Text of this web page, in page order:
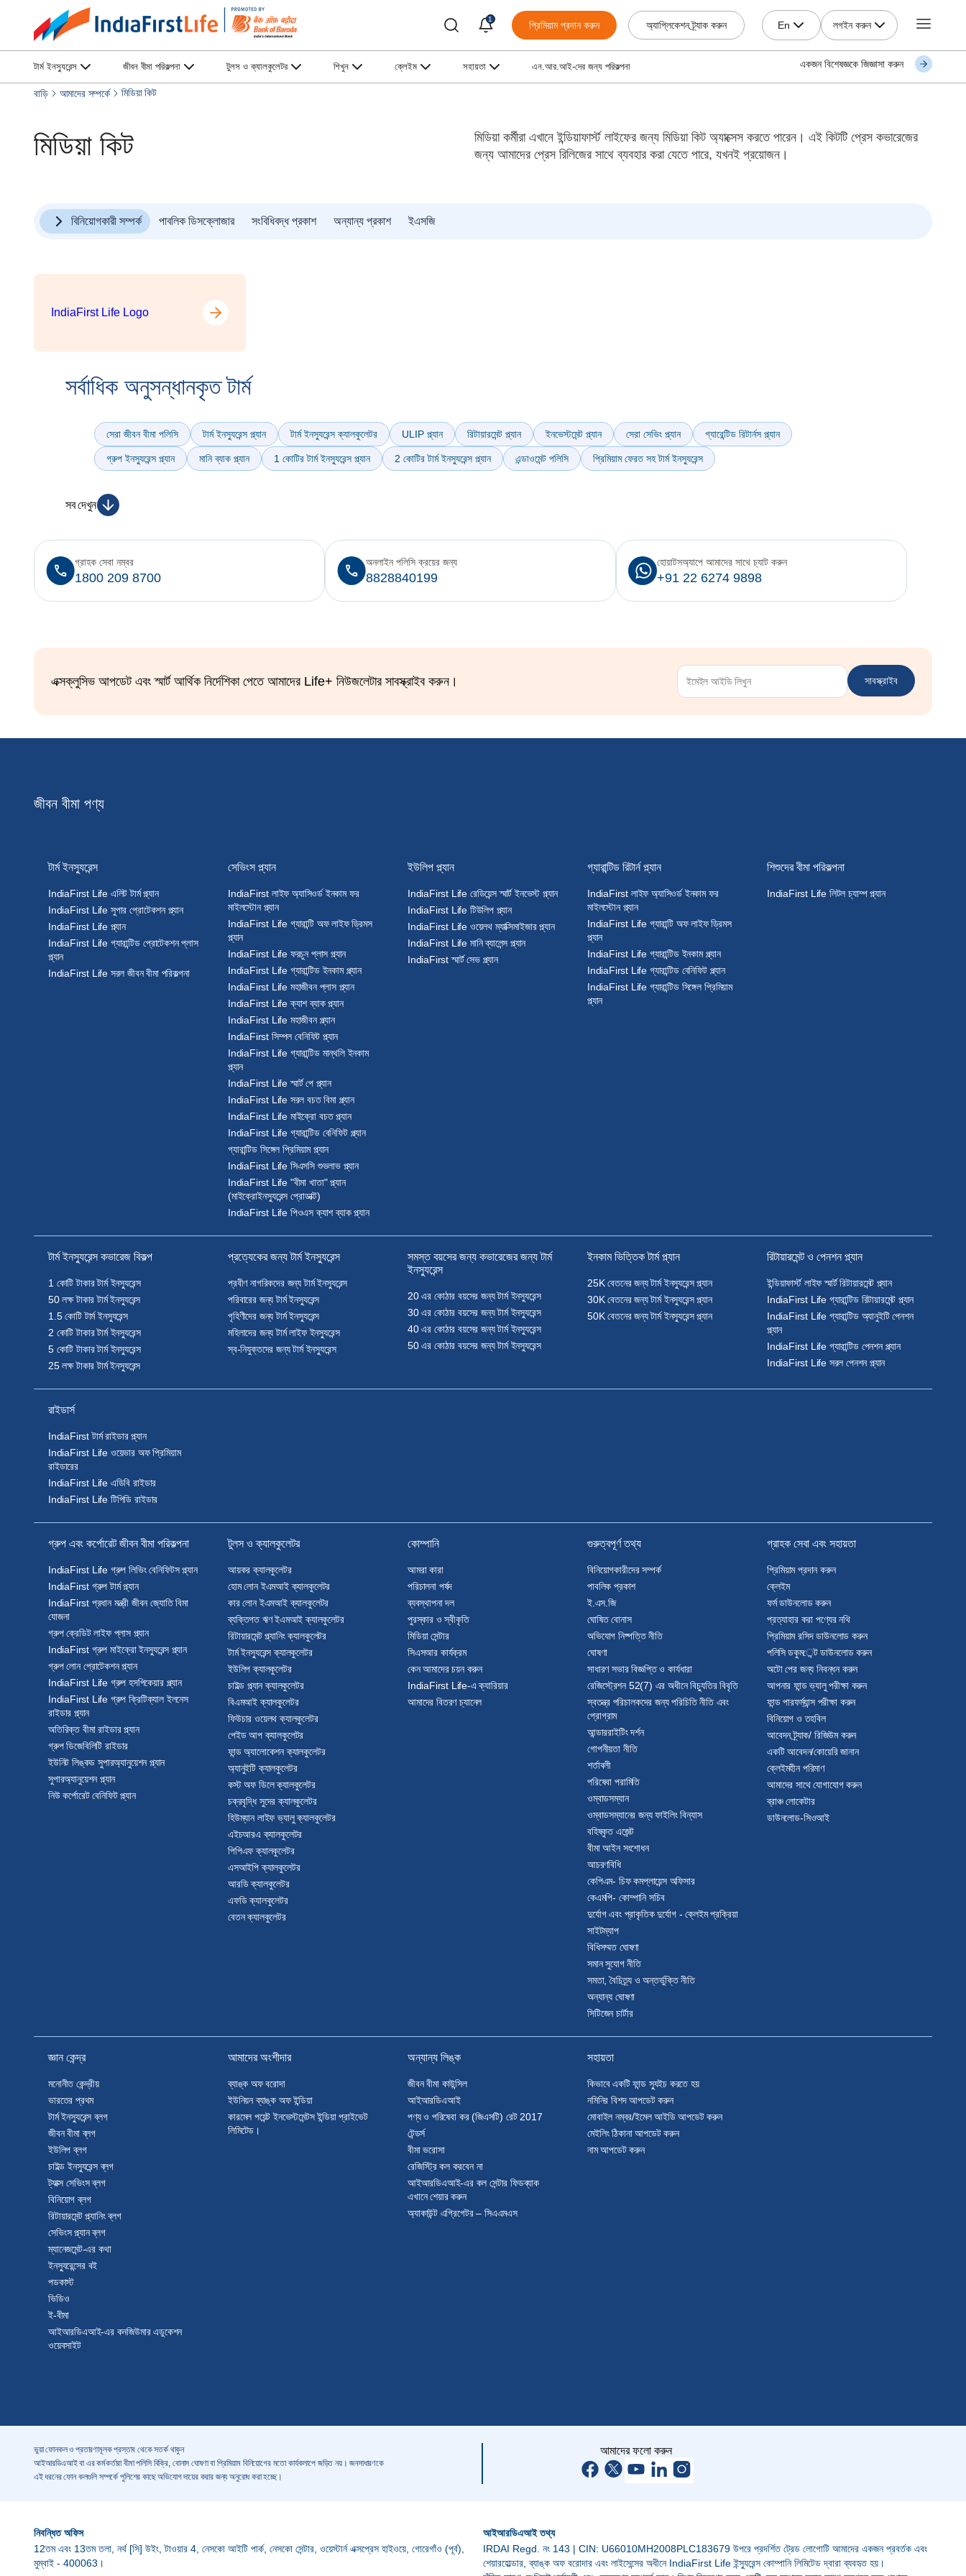
1
প্রিমিয়াম প্রদান করুন অ্যাপ্লিকেশন ট্র্যাক করুন En লগইন করুন
টার্ম ইনস্যুরেন্স জীবন বীমা পরিকল্পনা টুলস ও ক্যালকুলেটর শিখুন ক্লেইম সহায়তা এন.আর.আই-দের জন্য পরিকল্পনা একজন বিশেষজ্ঞকে জিজ্ঞাসা করুন
বাড়ি আমাদের সম্পর্কে মিডিয়া কিট
মিডিয়া কিট
মিডিয়া কর্মীরা এখানে ইন্ডিয়াফার্স্ট লাইফের জন্য মিডিয়া কিট অ্যাক্সেস করতে পারেন। এই কিটটি প্রেস কভারেজের
জন্য আমাদের প্রেস রিলিজের সাথে ব্যবহার করা যেতে পারে, যখনই প্রয়োজন।
বিনিয়োগকারী সম্পর্ক পাবলিক ডিসক্লোজার সংবিধিবদ্ধ প্রকাশ অন্যান্য প্রকাশ ইএসজি
IndiaFirst Life Logo
সর্বাধিক অনুসন্ধানকৃত টার্ম
সেরা জীবন বীমা পলিসি টার্ম ইনস্যুরেন্স প্ল্যান টার্ম ইনস্যুরেন্স ক্যালকুলেটর ULIP প্ল্যান রিটায়ারমেন্ট প্ল্যান ইনভেস্টমেন্ট প্ল্যান সেরা সেভিং প্ল্যান গ্যারেন্টিড রিটার্নস প্ল্যান
গ্রুপ ইনস্যুরেন্স প্ল্যান মানি ব্যাক প্ল্যান 1 কোটির টার্ম ইনস্যুরেন্স প্ল্যান 2 কোটির টার্ম ইনস্যুরেন্স প্ল্যান এন্ডাওমেন্ট পলিসি প্রিমিয়াম ফেরত সহ টার্ম ইনস্যুরেন্স
সব দেখুন
1800 209 8700
গ্রাহক সেবা নম্বর
8828840199
অনলাইন পলিসি ক্রয়ের জন্য
+91 22 6274 9898
হোয়াটসঅ্যাপে আমাদের সাথে চ্যাট করুন
এক্সক্লুসিভ আপডেট এবং স্মার্ট আর্থিক নির্দেশিকা পেতে আমাদের Life+ নিউজলেটার সাবস্ক্রাইব করুন। সাবস্ক্রাইব
জীবন বীমা পণ্য
টার্ম ইনস্যুরেন্স
IndiaFirst Life এলিট টার্ম প্ল্যান
IndiaFirst Life সুপার প্রোটেকশন প্ল্যান
IndiaFirst Life প্ল্যান
IndiaFirst Life গ্যারান্টিড প্রোটেকশন প্লাস
প্ল্যান
IndiaFirst Life সরল জীবন বীমা পরিকল্পনা
সেভিংস প্ল্যান
IndiaFirst লাইফ অ্যাসিওর্ড ইনকাম ফর
মাইলস্টোন প্ল্যান
IndiaFirst Life গ্যারান্টি অফ লাইফ ড্রিমস
প্ল্যান
IndiaFirst Life ফরচুন প্লাস প্ল্যান
IndiaFirst Life গ্যারান্টিড ইনকাম প্ল্যান
IndiaFirst Life মহাজীবন প্লাস প্ল্যান
IndiaFirst Life ক্যাশ ব্যাক প্ল্যান
IndiaFirst Life মহাজীবন প্ল্যান
IndiaFirst সিম্পল বেনিফিট প্ল্যান
IndiaFirst Life গ্যারান্টিড মান্থলি ইনকাম
প্ল্যান
IndiaFirst Life স্মার্ট পে প্ল্যান
IndiaFirst Life সরল বচত বিমা প্ল্যান
IndiaFirst Life মাইক্রো বচত প্ল্যান
IndiaFirst Life গ্যারান্টিড বেনিফিট প্ল্যান
গ্যারান্টিড সিঙ্গেল প্রিমিয়াম প্ল্যান
IndiaFirst Life সিএসসি শুভলাভ প্ল্যান
IndiaFirst Life "বীমা খাতা" প্ল্যান
(মাইক্রোইনস্যুরেন্স প্রোডাক্ট)
IndiaFirst Life পিওএস ক্যাশ ব্যাক প্ল্যান
ইউলিপ প্ল্যান
IndiaFirst Life রেডিয়েন্স স্মার্ট ইনভেস্ট প্ল্যান
IndiaFirst Life টিউলিপ প্ল্যান
IndiaFirst Life ওয়েলথ ম্যাক্সিমাইজার প্ল্যান
IndiaFirst Life মানি ব্যালেন্স প্ল্যান
IndiaFirst স্মার্ট সেভ প্ল্যান
গ্যারান্টিড রিটার্ন প্ল্যান
IndiaFirst লাইফ অ্যাসিওর্ড ইনকাম ফর
মাইলস্টোন প্ল্যান
IndiaFirst Life গ্যারান্টি অফ লাইফ ড্রিমস
প্ল্যান
IndiaFirst Life গ্যারান্টিড ইনকাম প্ল্যান
IndiaFirst Life গ্যারান্টিড বেনিফিট প্ল্যান
IndiaFirst Life গ্যারান্টিড সিঙ্গেল প্রিমিয়াম
প্ল্যান
শিশুদের বীমা পরিকল্পনা
IndiaFirst Life লিটল চ্যাম্প প্ল্যান
টার্ম ইনস্যুরেন্স কভারেজ বিকল্প
1 কোটি টাকার টার্ম ইনস্যুরেন্স
50 লক্ষ টাকার টার্ম ইনস্যুরেন্স
1.5 কোটি টার্ম ইনস্যুরেন্স
2 কোটি টাকার টার্ম ইনস্যুরেন্স
5 কোটি টাকার টার্ম ইনস্যুরেন্স
25 লক্ষ টাকার টার্ম ইনস্যুরেন্স
প্রত্যেকের জন্য টার্ম ইনস্যুরেন্স
প্রবীণ নাগরিকদের জন্য টার্ম ইনস্যুরেন্স
পরিবারের জন্য টার্ম ইনস্যুরেন্স
গৃহিণীদের জন্য টার্ম ইনস্যুরেন্স
মহিলাদের জন্য টার্ম লাইফ ইনস্যুরেন্স
স্ব-নিযুক্তদের জন্য টার্ম ইনস্যুরেন্স
সমস্ত বয়সের জন্য কভারেজের জন্য টার্ম
ইনস্যুরেন্স
20 এর কোঠার বয়সের জন্য টার্ম ইনস্যুরেন্স
30 এর কোঠার বয়সের জন্য টার্ম ইনস্যুরেন্স
40 এর কোঠার বয়সের জন্য টার্ম ইনস্যুরেন্স
50 এর কোঠার বয়সের জন্য টার্ম ইনস্যুরেন্স
ইনকাম ভিত্তিক টার্ম প্ল্যান
25K বেতনের জন্য টার্ম ইনস্যুরেন্স প্ল্যান
30K বেতনের জন্য টার্ম ইনস্যুরেন্স প্ল্যান
50K বেতনের জন্য টার্ম ইনস্যুরেন্স প্ল্যান
রিটায়ারমেন্ট ও পেনশন প্ল্যান
ইন্ডিয়াফার্স্ট লাইফ স্মার্ট রিটায়ারমেন্ট প্ল্যান
IndiaFirst Life গ্যারান্টিড রিটায়ারমেন্ট প্ল্যান
IndiaFirst Life গ্যারান্টিড অ্যানুইটি পেনশন
প্ল্যান
IndiaFirst Life গ্যারান্টিড পেনশন প্ল্যান
IndiaFirst Life সরল পেনশন প্ল্যান
রাইডার্স
IndiaFirst টার্ম রাইডার প্ল্যান
IndiaFirst Life ওয়েভার অফ প্রিমিয়াম
রাইডারের
IndiaFirst Life এডিবি রাইডার
IndiaFirst Life টিপিডি রাইডার
গ্রুপ এবং কর্পোরেট জীবন বীমা পরিকল্পনা
IndiaFirst Life গ্রুপ লিভিং বেনিফিটস প্ল্যান
IndiaFirst গ্রুপ টার্ম প্ল্যান
IndiaFirst প্রধান মন্ত্রী জীবন জ্যোতি বিমা
যোজনা
গ্রুপ ক্রেডিট লাইফ প্লাস প্ল্যান
IndiaFirst গ্রুপ মাইক্রো ইনস্যুরেন্স প্ল্যান
গ্রুপ লোন প্রোটেকশন প্ল্যান
IndiaFirst Life গ্রুপ হসপিকেয়ার প্ল্যান
IndiaFirst Life গ্রুপ ক্রিটিক্যাল ইলনেস
রাইডার প্ল্যান
অতিরিক্ত বীমা রাইডার প্ল্যান
গ্রুপ ডিজেবিলিটি রাইডার
ইউনিট লিঙ্কড সুপারঅ্যানুয়েশন প্ল্যান
সুপারঅ্যানুয়েশন প্ল্যান
নিউ কর্পোরেট বেনিফিট প্ল্যান
টুলস ও ক্যালকুলেটর
আয়কর ক্যালকুলেটর
হোম লোন ইএমআই ক্যালকুলেটর
কার লোন ইএমআই ক্যালকুলেটর
ব্যক্তিগত ঋণ ইএমআই ক্যালকুলেটর
রিটায়ারমেন্ট প্ল্যানিং ক্যালকুলেটর
টার্ম ইনস্যুরেন্স ক্যালকুলেটর
ইউলিপ ক্যালকুলেটর
চাইল্ড প্ল্যান ক্যালকুলেটর
বিএমআই ক্যালকুলেটর
ফিউচার ওয়েলথ ক্যালকুলেটর
পেইড আপ ক্যালকুলেটর
ফান্ড অ্যালোকেশন ক্যালকুলেটর
অ্যানুইটি ক্যালকুলেটর
কস্ট অফ ডিলে ক্যালকুলেটর
চক্রবৃদ্ধি সুদের ক্যালকুলেটর
হিউম্যান লাইফ ভ্যালু ক্যালকুলেটর
এইচআরএ ক্যালকুলেটর
পিপিএফ ক্যালকুলেটর
এসআইপি ক্যালকুলেটর
আরডি ক্যালকুলেটর
এফডি ক্যালকুলেটর
বেতন ক্যালকুলেটর
কোম্পানি
আমরা কারা
পরিচালনা পর্ষদ
ব্যবস্থাপনা দল
পুরস্কার ও স্বীকৃতি
মিডিয়া সেন্টার
সিএসআর কার্যক্রম
কেন আমাদের চয়ন করুন
IndiaFirst Life-এ ক্যারিয়ার
আমাদের বিতরণ চ্যানেল
গুরুত্বপূর্ণ তথ্য
বিনিয়োগকারীদের সম্পর্ক
পাবলিক প্রকাশ
ই.এস.জি
ঘোষিত বোনাস
অভিযোগ নিষ্পত্তি নীতি
ঘোষণা
সাধারণ সভার বিজ্ঞপ্তি ও কার্যধারা
রেজিস্ট্রেশন 52(7) এর অধীনে বিচ্যুতির বিবৃতি
স্বতন্ত্র পরিচালকদের জন্য পরিচিতি নীতি এবং
প্রোগ্রাম
আন্ডাররাইটিং দর্শন
গোপনীয়তা নীতি
শর্তাবলী
পরিষেবা পরামিতি
ওম্বাডসম্যান
ওম্বাডসম্যানের জন্য ফাইলিং বিন্যাস
বহিষ্কৃত এজেন্ট
বীমা আইন সংশোধন
আচরণবিধি
কেপিএম- চিফ কমপ্লায়েন্স অফিসার
কেএমপি- কোম্পানি সচিব
দুর্যোগ এবং প্রাকৃতিক দুর্যোগ - ক্লেইম প্রক্রিয়া
সাইটম্যাপ
বিধিসম্মত ঘোষণা
সমান সুযোগ নীতি
সমতা, বৈচিত্র্য ও অন্তর্ভুক্তি নীতি
অন্যান্য ঘোষণা
সিটিজেন চার্টার
গ্রাহক সেবা এবং সহায়তা
প্রিমিয়াম প্রদান করুন
ক্লেইম
ফর্ম ডাউনলোড করুন
প্রত্যাহার করা পণ্যের নথি
প্রিমিয়াম রসিদ ডাউনলোড করুন
পলিসি ডকুমেন্ট ডাউনলোড করুন
অটো পের জন্য নিবন্ধন করুন
আপনার ফান্ড ভ্যালু পরীক্ষা করুন
ফান্ড পারফর্ম্যান্স পরীক্ষা করুন
বিনিয়োগ ও তহবিল
আবেদন ট্র্যাক/ রিজিউম করুন
একটি আবেদন/কোয়েরি জানান
ক্লেইমহীন পরিমাণ
আমাদের সাথে যোগাযোগ করুন
ব্রাঞ্চ লোকেটার
ডাউনলোড-সিওআই
জ্ঞান কেন্দ্র
মনোনীত কেন্দ্রীয়
ভারতের প্রথম
টার্ম ইনস্যুরেন্স ব্লগ
জীবন বীমা ব্লগ
ইউলিপ ব্লগ
চাইল্ড ইনস্যুরেন্স ব্লগ
ট্যাক্স সেভিংস ব্লগ
বিনিয়োগ ব্লগ
রিটায়ারমেন্ট প্ল্যানিং ব্লগ
সেভিংস প্ল্যান ব্লগ
ম্যানেজমেন্ট-এর কথা
ইনস্যুরেন্সের বই
পডকাস্ট
ভিডিও
ই-বীমা
আইআরডিএআই-এর কনজিউমার এডুকেশন
ওয়েবসাইট
আমাদের অংশীদার
ব্যাঙ্ক অফ বরোদা
ইউনিয়ন ব্যাঙ্ক অফ ইন্ডিয়া
কারমেল পয়েন্ট ইনভেস্টমেন্টস ইন্ডিয়া প্রাইভেট
লিমিটেড।
অন্যান্য লিঙ্ক
জীবন বীমা কাউন্সিল
আইআরডিএআই
পণ্য ও পরিষেবা কর (জিএসটি) রেট 2017
টেন্ডর্স
বীমা ভরোসা
রেজিস্ট্রি কল করবেন না
আইআরডিএআই-এর কল সেন্টার ফিডব্যাক
এখানে শেয়ার করুন
অ্যাকাউন্ট এগ্রিগেটর – সিএএমএস
সহায়তা
কিভাবে একটি ফান্ড স্যুইচ করতে হয়
নমিনির বিশদ আপডেট করুন
মোবাইল নম্বর/ইমেল আইডি আপডেট করুন
মেইলিং ঠিকানা আপডেট করুন
নাম আপডেট করুন
ভুয়া ফোনকল ও প্রতারণামূলক প্রস্তাব থেকে সতর্ক থাকুন
আইআরডিএআই বা এর কর্মকর্তারা বীমা পলিসি বিক্রি, বোনাস ঘোষণা বা প্রিমিয়াম বিনিয়োগের মতো কার্যকলাপে জড়িত নয়। জনসাধারণকে
এই ধরনের ফোন কলগুলি সম্পর্কে পুলিশের কাছে অভিযোগ দায়ের করার জন্য অনুরোধ করা হচ্ছে।
আমাদের ফলো করুন
নিবন্ধিত অফিস
12তম এবং 13তম তলা, নর্থ [সি] উইং, টাওয়ার 4, নেসকো আইটি পার্ক, নেসকো সেন্টার, ওয়েস্টার্ন এক্সপ্রেস হাইওয়ে, গোরেগাঁও (পূর্ব),
মুম্বাই - 400063।
আইআরডিএআই তথ্য
IRDAI Regd. নং 143 | CIN: U66010MH2008PLC183679 উপরে প্রদর্শিত ট্রেড লোগোটি আমাদের একজন প্রবর্তক এবং
শেয়ারহোল্ডার, ব্যাঙ্ক অফ বরোদার এবং লাইসেন্সের অধীনে IndiaFirst Life ইন্স্যুরেন্স কোম্পানি লিমিটেড দ্বারা ব্যবহৃত হয়।